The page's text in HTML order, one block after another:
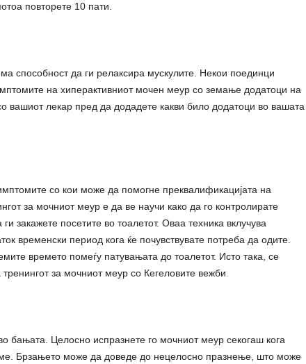
повторете 10 пати.
способност да ги релаксира мускулите. Некои поединци
на хиперактивниот мочен меур со земање додатоци на
вашиот лекар пред да додадете какви било додатоци во вашата
со кои може да помогне преквалификацијата на
за мочниот меур е да ве научи како да го контролирате
закажете посетите во тоалетот. Оваа техника вклучува
временски период кога ќе почувствувате потреба да одите.
времето помеѓу патувањата до тоалетот. Исто така, се
за мочниот меур со Кегеловите вежби
бањата. Целосно испразнете го мочниот меур секогаш кога
Брзањето може да доведе до нецелосно празнење, што може